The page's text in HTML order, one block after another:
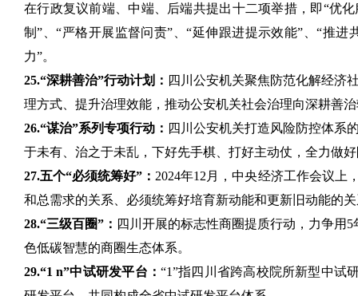
在行政复议前端、中端、后端共提出十二项举措，即“优
制”、“严格开展监督问责”、“延伸跟进提示效能”、“推
力”。
25.“深耕善治”行动计划： 四川公安机关聚焦防范化解经济
理方式、提升治理效能，推动公安机关社会治理向深耕善
26.“谋治”系列专项行动： 四川公安机关打造风险防控体系
于未有、治之于未乱，下好先手棋、打好主动仗，全力做
27.五个“必须统筹好”： 2024年12月，中央经济工作会议上
和总需求的关系、必须统筹好培育新动能和更新旧动能的
28.“三级百圈”： 四川开展的标志性商圈提质行动，力争用
色低碳智慧的商圈生态体系。
29.“1 n”中试研发平台：“1”指四川省跨高校院所新型中试